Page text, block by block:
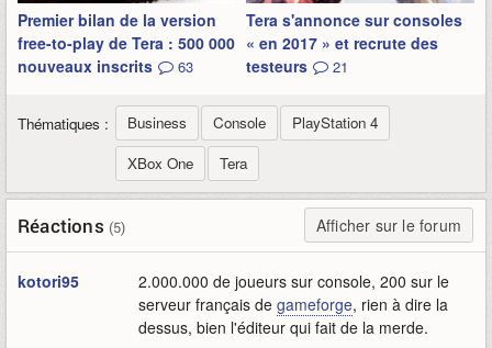
Premier bilan de la version
free-to-play de Tera : 500 000
nouveaux inscrits
63
Tera s'annonce sur consoles
« en 2017 » et recrute des
testeurs
21
Thématiques : Business Console
PlayStation 4
XBox One
Tera
Réactions (5) Afficher sur le forum
kotori95
2.000.000 de joueurs sur console, 200 sur le
serveur français de gameforge, rien à dire la
dessus, bien l'éditeur qui fait de la merde.